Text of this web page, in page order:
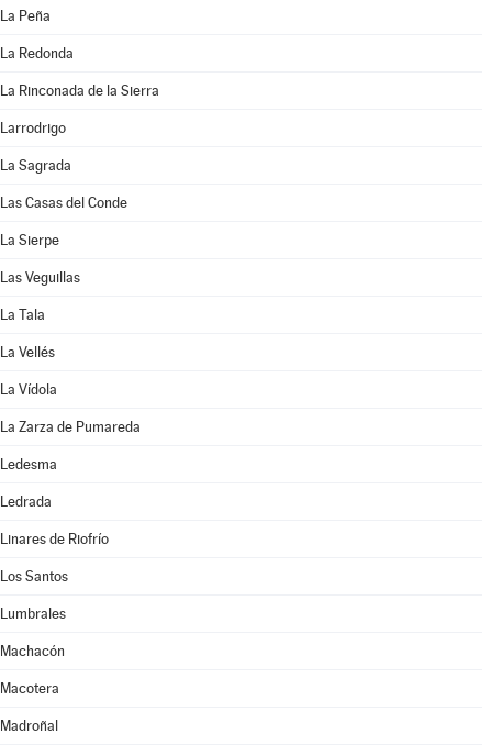
La Peña
La Redonda
La Rinconada de la Sierra
Larrodrigo
La Sagrada
Las Casas del Conde
La Sierpe
Las Veguillas
La Tala
La Vellés
La Vídola
La Zarza de Pumareda
Ledesma
Ledrada
Linares de Riofrío
Los Santos
Lumbrales
Machacón
Macotera
Madroñal